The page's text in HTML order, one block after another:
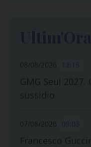
08/08/2026
GMG Seul
sussidio
07/08/2026
Francesco